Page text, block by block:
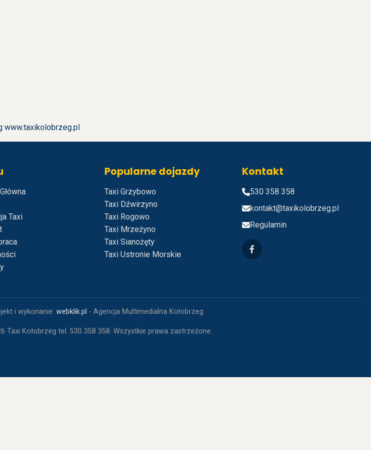
www.taxikolobrzeg.pl
Taxi
Popularne dojazdy
Taxi Grzybowo
Taxi Dźwirzyno
Taxi Rogowo
Taxi Mrzeżyno
Taxi Sianożęty
Taxi Ustronie Morskie
Kontakt
530 358 358
kontakt@taxikolobrzeg.pl
Regulamin
i wykonanie: webklik.pl - Agencja Multimedialna Kołobrzeg
Taxi Kołobrzeg tel. 530 358 358. Wszystkie prawa zastrzeżone.